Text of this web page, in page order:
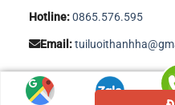
Hotline:0865.576.595
Email:
Copyright 2026 © Công Ty